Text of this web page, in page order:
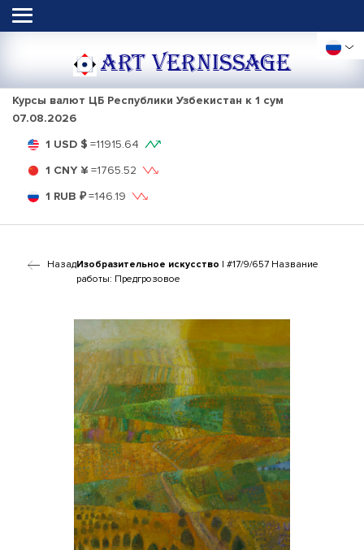
ART VERNISSAGE
Курсы валют ЦБ Республики Узбекистан к 1 сум
07.08.2026
1 USD $ =11915.64
1 CNY ¥ =1765.52
1 RUB ₽=146.19
НазадИзобразительное искусство | #17/9/657 Название
работы: Предгрозовое